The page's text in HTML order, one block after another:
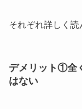
それぞれ詳しく読
デメリット①全
はない